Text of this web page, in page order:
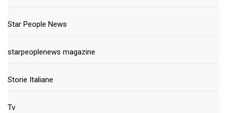
Star People News
starpeoplenews magazine
Storie Italiane
Tv